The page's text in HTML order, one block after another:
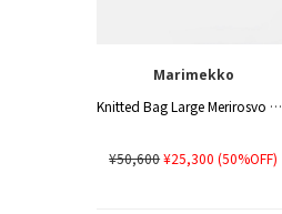
Marimekko
Knitted Bag Large Merirosvo ショルダーバッグ
¥50,600¥25,300 (50%OFF)